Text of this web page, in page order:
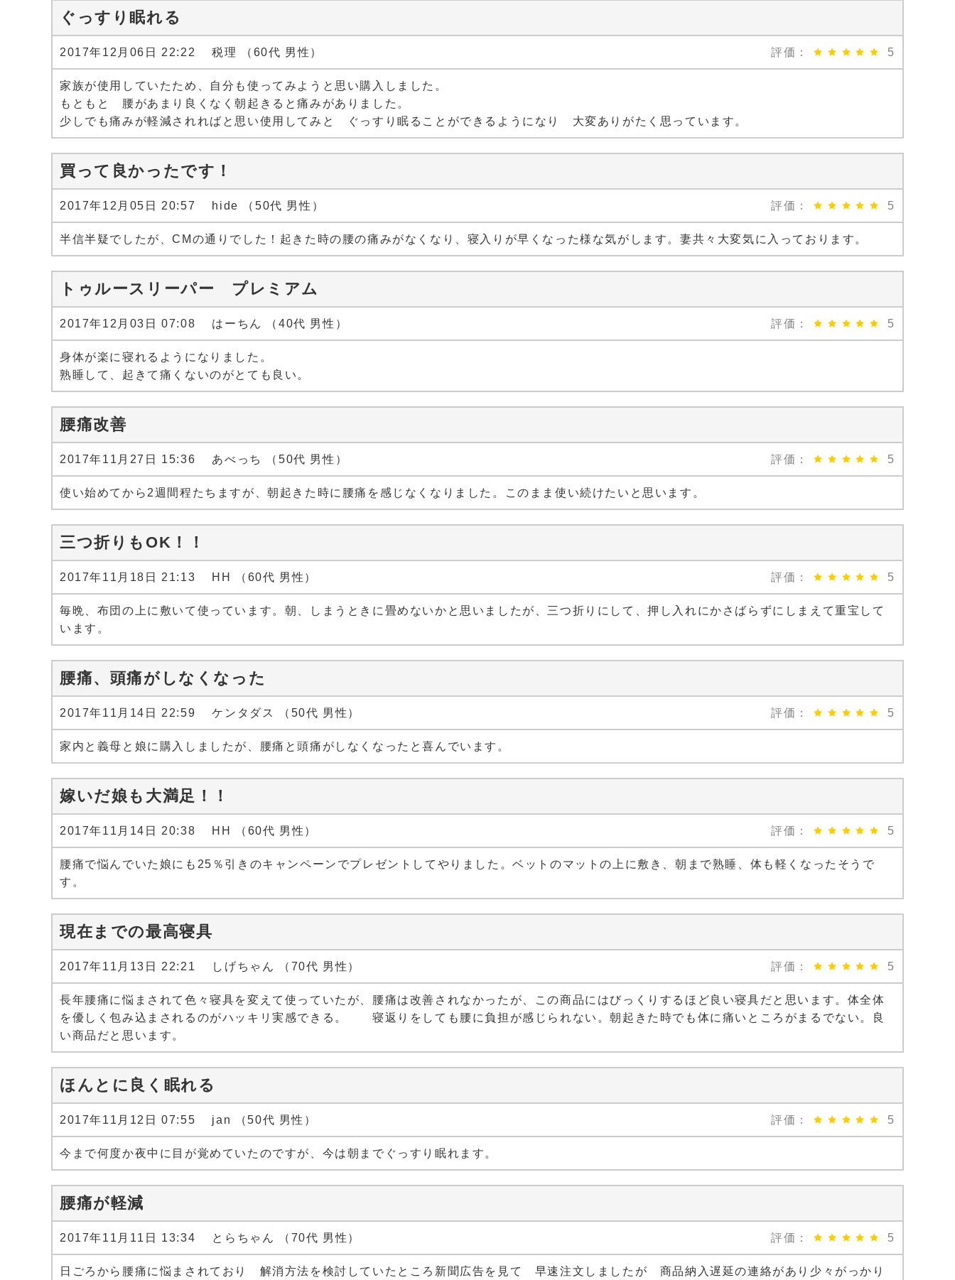
ぐっすり眠れる
2017年12月06日 22:22 税理 （60代 男性） 評価： 5
家族が使用していたため、自分も使ってみようと思い購入しました。
もともと 腰があまり良くなく朝起きると痛みがありました。
少しでも痛みが軽減されればと思い使用してみと ぐっすり眠ることができるようになり 大変ありがたく思っています。
買って良かったです！
2017年12月05日 20:57 hide （50代 男性） 評価： 5
半信半疑でしたが、CMの通りでした！起きた時の腰の痛みがなくなり、寝入りが早くなった様な気がします。妻共々大変気に入っております。
トゥルースリーパー プレミアム
2017年12月03日 07:08 はーちん （40代 男性） 評価： 5
身体が楽に寝れるようになりました。
熟睡して、起きて痛くないのがとても良い。
腰痛改善
2017年11月27日 15:36 あべっち （50代 男性） 評価： 5
使い始めてから2週間程たちますが、朝起きた時に腰痛を感じなくなりました。このまま使い続けたいと思います。
三つ折りもOK！！
2017年11月18日 21:13 HH （60代 男性） 評価： 5
毎晩、布団の上に敷いて使っています。朝、しまうときに畳めないかと思いましたが、三つ折りにして、押し入れにかさばらずにしまえて重宝して
います。
腰痛、頭痛がしなくなった
2017年11月14日 22:59 ケンタダス （50代 男性） 評価： 5
家内と義母と娘に購入しましたが、腰痛と頭痛がしなくなったと喜んでいます。
嫁いだ娘も大満足！！
2017年11月14日 20:38 HH （60代 男性） 評価： 5
腰痛で悩んでいた娘にも25％引きのキャンペーンでプレゼントしてやりました。ベットのマットの上に敷き、朝まで熟睡、体も軽くなったそうで
す。
現在までの最高寝具
2017年11月13日 22:21 しげちゃん （70代 男性） 評価： 5
長年腰痛に悩まされて色々寝具を変えて使っていたが、腰痛は改善されなかったが、この商品にはびっくりするほど良い寝具だと思います。体全体
を優しく包み込まされるのがハッキリ実感できる。 寝返りをしても腰に負担が感じられない。朝起きた時でも体に痛いところがまるでない。良
い商品だと思います。
ほんとに良く眠れる
2017年11月12日 07:55 jan （50代 男性） 評価： 5
今まで何度か夜中に目が覚めていたのですが、今は朝までぐっすり眠れます。
腰痛が軽減
2017年11月11日 13:34 とらちゃん （70代 男性） 評価： 5
日ごろから腰痛に悩まされており 解消方法を検討していたところ新聞広告を見て 早速注文しましたが 商品納入遅延の連絡があり少々がっかり